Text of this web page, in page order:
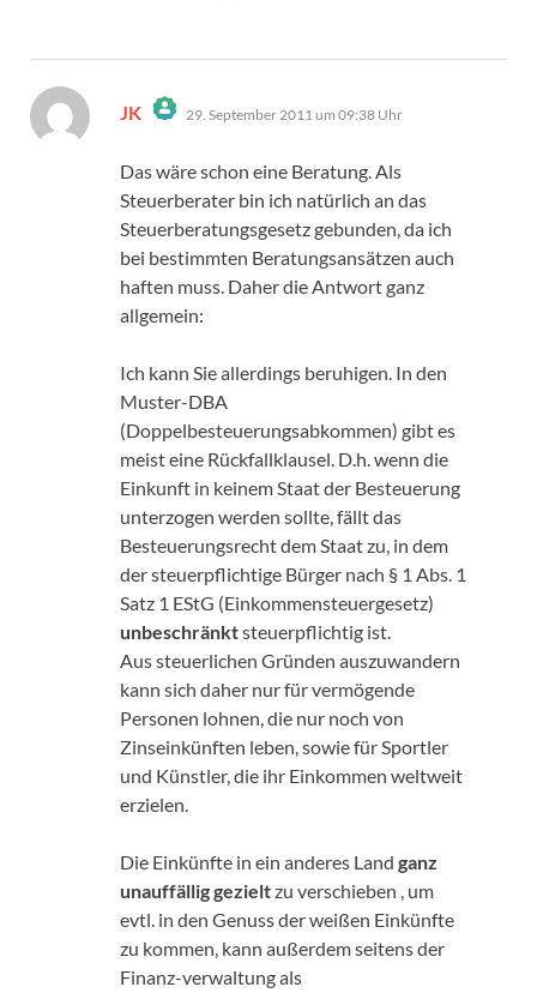
JK sagt:
Anti-Spam von CleanTalk
29. September 2011 um 09:38 Uhr
Das wäre schon eine Beratung. Als
Steuerberater bin ich natürlich an das
Steuerberatungsgesetz gebunden, da ich
bei bestimmten Beratungsansätzen auch
haften muss. Daher die Antwort ganz
allgemein:
Ich kann Sie allerdings beruhigen. In den
Muster-DBA
(Doppelbesteuerungsabkommen) gibt es
meist eine Rückfallklausel. D.h. wenn die
Einkunft in keinem Staat der Besteuerung
unterzogen werden sollte, fällt das
Besteuerungsrecht dem Staat zu, in dem
der steuerpflichtige Bürger nach § 1 Abs. 1
Satz 1 EStG (Einkommensteuergesetz)
unbeschränktsteuerpflichtig ist.
Aus steuerlichen Gründen auszuwandern
kann sich daher nur für vermögende
Personen lohnen, die nur noch von
Zinseinkünften leben, sowie für Sportler
und Künstler, die ihr Einkommen weltweit
erzielen.
Die Einkünfte in ein anderes Land ganz
unauffällig gezieltzu verschieben , um
evtl. in den Genuss der weißen Einkünfte
zu kommen, kann außerdem seitens der
Finanz-verwaltung als